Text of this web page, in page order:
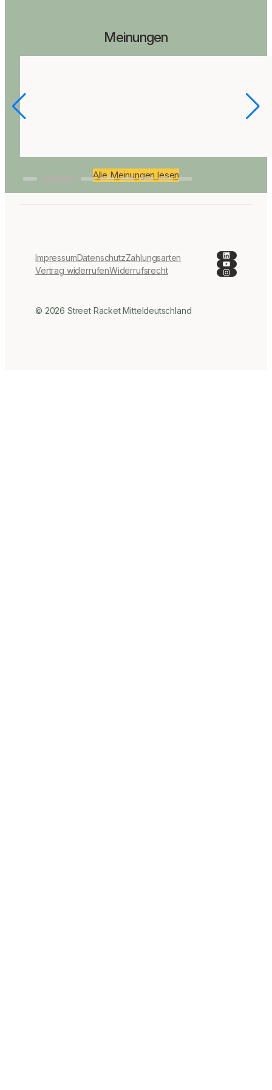
Meinungen
Alle Meinungen lesen
ImpressumDatenschutzZahlungsarten
Vertrag widerrufenWiderrufsrecht
LinkedIn
YouTube
Instagram
© 2026 Street Racket Mitteldeutschland